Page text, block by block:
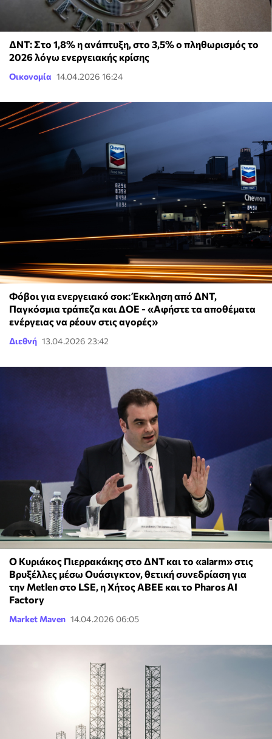
ΔΝΤ: Στο 1,8% η ανάπτυξη, στο 3,5% ο πληθωρισμός το
2026 λόγω ενεργειακής κρίσης
Οικονομία 14.04.2026 16:24
Φόβοι για ενεργειακό σοκ: Έκκληση από ΔΝΤ,
Παγκόσμια τράπεζα και ΔΟΕ - «Αφήστε τα αποθέματα
ενέργειας να ρέουν στις αγορές»
Διεθνή 13.04.2026 23:42
Ο Κυριάκος Πιερρακάκης στο ΔΝΤ και το «alarm» στις
Βρυξέλλες μέσω Ουάσιγκτον, θετική συνεδρίαση για
την Metlen στο LSE, η Χήτος ΑΒΕΕ και το Pharos AI
Factory
Market Maven 14.04.2026 06:05